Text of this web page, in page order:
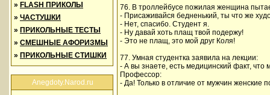
» FLASH ПРИКОЛЫ
» ЧАСТУШКИ
» ПРИКОЛЬНЫЕ ТЕСТЫ
» СМЕШНЫЕ АФОРИЗМЫ
» ПРИКОЛЬНЫЕ СТИШКИ
Anegdoty.Narod.ru
76. В троллейбусе пожилая женщина
- Присаживайся бедненький, ты что же
- Нет, спасибо. Студент я.
- Ну давай хоть плащ твой подержу!
- Это не плащ, это мой друг Коля!
77. Умная студентка заявила на лекции:
- А вы знаете, есть медицинский факт,
Профессор:
- Да! Только в отличие от мужчин